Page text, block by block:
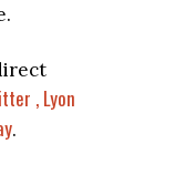
, Lyon
.